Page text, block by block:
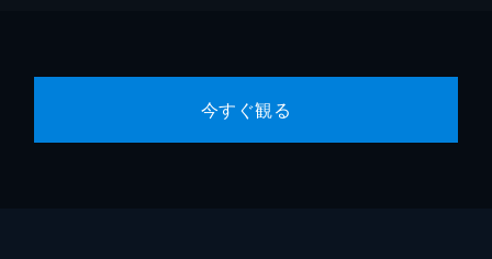
今すぐ観る